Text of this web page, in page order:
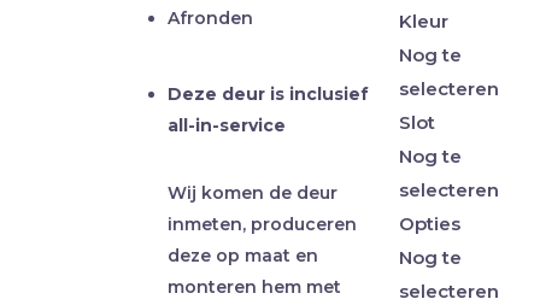
Afronden
Deze deur is inclusief
all-in-service
Wij komen de deur
inmeten, produceren
deze op maat en
monteren hem met
Kleur
Nog te
selecteren
Slot
Nog te
selecteren
Opties
Nog te
selecteren